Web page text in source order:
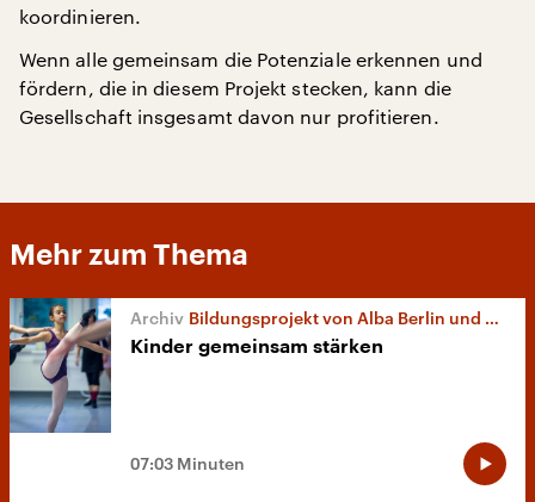
koordinieren.
Wenn alle gemeinsam die Potenziale erkennen und
fördern, die in diesem Projekt stecken, kann die
Gesellschaft insgesamt davon nur profitieren.
Mehr zum Thema
Bildungsprojekt von Alba Berlin und Staatsoper
Kinder gemeinsam stärken
07:03 Minuten